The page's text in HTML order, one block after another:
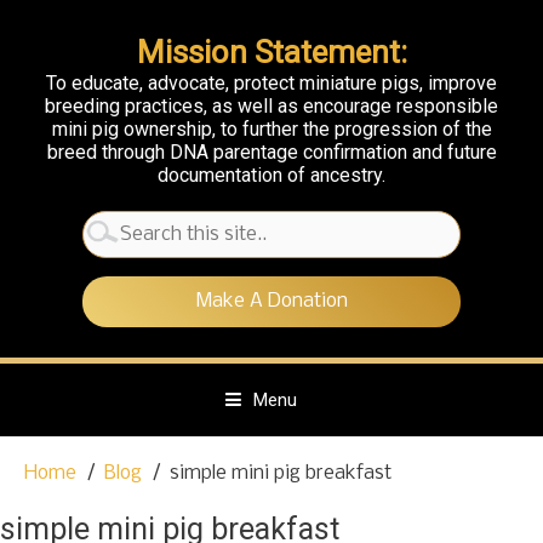
Mission Statement:
To educate, advocate, protect miniature pigs, improve
breeding practices, as well as encourage responsible
mini pig ownership, to further the progression of the
breed through DNA parentage confirmation and future
documentation of ancestry.
Search
for:
Make A Donation
Menu
p
Home Blog simple mini pig breakfast
simple mini pig breakfast